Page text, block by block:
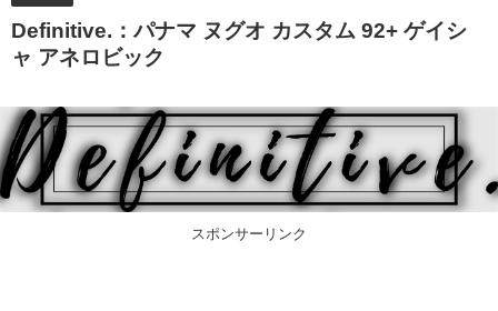
Definitive.：パナマ ヌグオ カスタム 92+ ゲイシ
ャ アネロビック
スポンサーリンク